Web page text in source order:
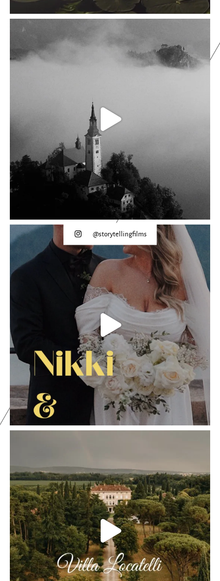
@storytellingfilms